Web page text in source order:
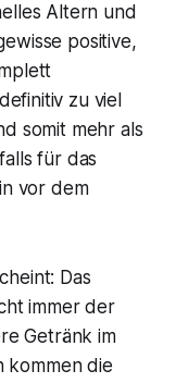
Altern und
positive,
zu viel
somit mehr als
für das
vor dem
Das
immer der
Getränk im
kommen die